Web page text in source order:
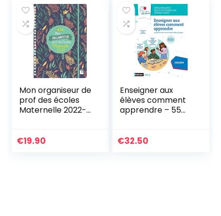
Mon organiseur de
prof des écoles
Maternelle 2022-
€19.90
Enseigner aux
élèves comment
apprendre – 55
l’appui – Collège
€32.50